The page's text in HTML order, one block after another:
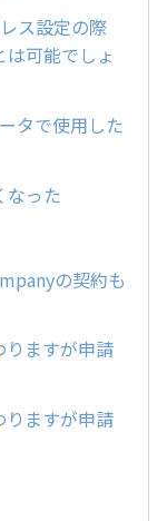
ス設定の際
可能でしょ
タで使用した
なった
の契約も
りますが申請
りますが申請